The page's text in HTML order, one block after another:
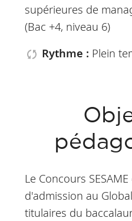
supérieures de
(Bac +4, niveau 6)
Rythme : Plein
Le Concours
d'admission au
titulaires du